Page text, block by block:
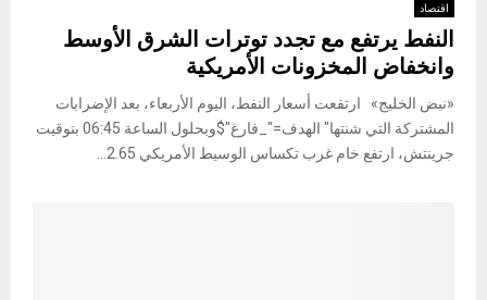
اقتصاد
النفط يرتفع مع تجدد توترات الشرق الأوسط
وانخفاض المخزونات الأمريكية
«نبض الخليج» ارتفعت أسعار النفط، اليوم الأربعاء، بعد الإضرابات
المشتركة التي شنتها" الهدف="_فارغ"$وبحلول الساعة 06:45 بتوقيت
جرينتش، ارتفع خام غرب تكساس الوسيط الأمريكي 2.65...